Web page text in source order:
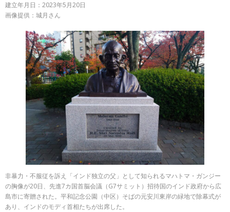
建立年月日：2023年5月20日
画像提供：城月さん
非暴力・不服従を訴え「インド独立の父」として知られるマハトマ・ガンジー
の胸像が20日、先進7カ国首脳会議（G7サミット）招待国のインド政府から広
島市に寄贈された。平和記念公園（中区）そばの元安川東岸の緑地で除幕式が
あり、インドのモディ首相たちが出席した。